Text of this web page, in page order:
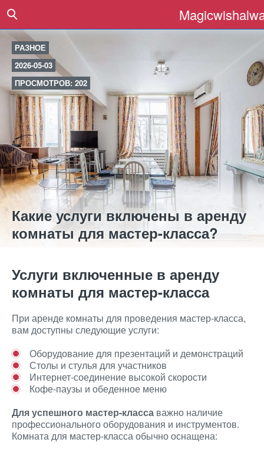
РАЗНОЕ
2026-05-03
ПРОСМОТРОВ: 202
Какие услуги включены в аренду
комнаты для мастер-класса?
Услуги включенные в аренду
комнаты для мастер-класса
При аренде комнаты для проведения мастер-класса,
вам доступны следующие услуги:
Оборудование для презентаций и демонстраций
Столы и стулья для участников
Интернет-соединение высокой скорости
Кофе-паузы и обеденное меню
Для успешного мастер-класса важно наличие
профессионального оборудования и инструментов.
Комната для мастер-класса обычно оснащена: